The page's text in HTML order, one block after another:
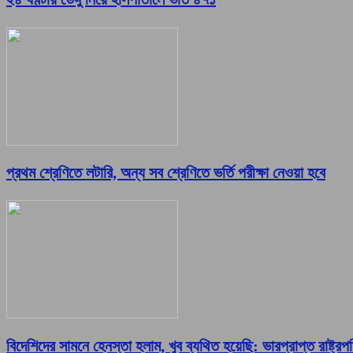
প্রথম শ্রেণিতে লটারি, অন্য সব শ্রেণিতে ভর্তি পরীক্ষা নেওয়া হবে
বিদেশিদের সামনে হেনস্তা হলাম, খুব ব্যথিত হয়েছি: ভারপ্রাপ্ত